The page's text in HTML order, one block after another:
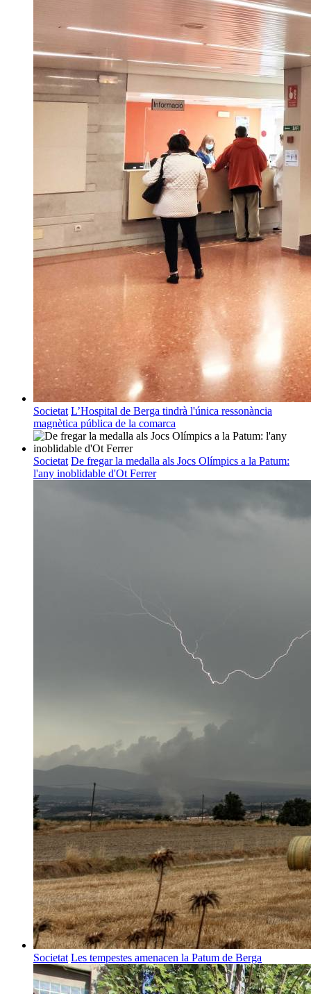
Societat L’Hospital de Berga tindrà l'única ressonància
magnètica pública de la comarca
Societat De fregar la medalla als Jocs Olímpics a la Patum:
l'any inoblidable d'Ot Ferrer
Societat Les tempestes amenacen la Patum de Berga